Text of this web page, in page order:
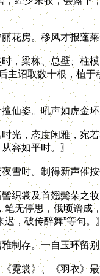
房。移风才报蓬莱
梁栋、总壁、柱模
主诏取数十根，植
姿。吼声如虎金环
，态度闲雅，宛若
容如平时。〗
时。制得新声催按
裳及首翘鬓朵之妆
无停思，俄顷谱成
迟，破传醉舞”等句。
存。一自玉环留别
裳》、《羽衣》最